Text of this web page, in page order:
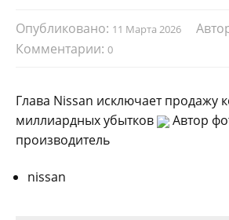
Опубликовано: 11 Марта 2026
Комментарии: 0
Глава Nissan исключает продажу
миллиардных убытков
Автор
производитель
nissan